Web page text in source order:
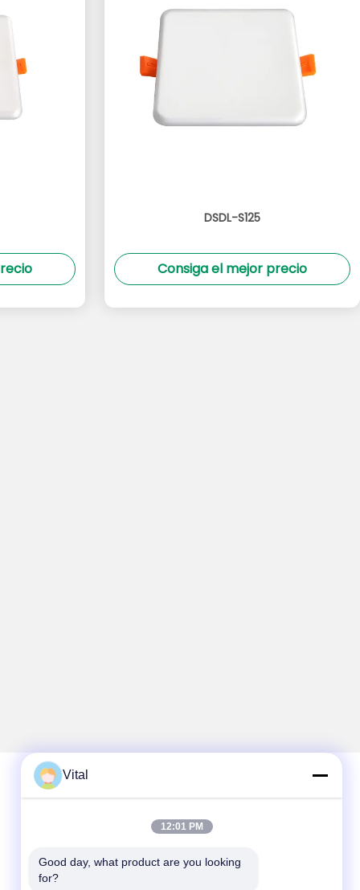
DSDL-S125
Consiga el mejor precio
Contacto rápido
Teléfono
Vital
12:01 PM
Good day, what product are you looking
for?